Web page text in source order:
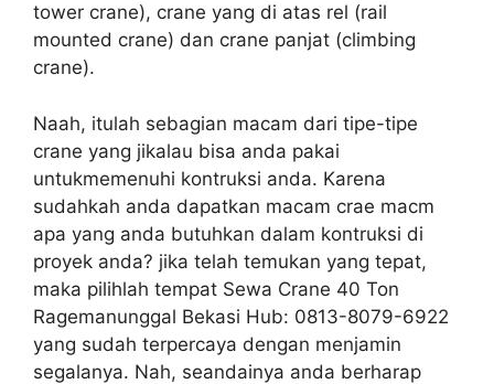
tower crane), crane yang di atas rel (rail
mounted crane) dan crane panjat (climbing
crane).
Naah, itulah sebagian macam dari tipe-tipe
crane yang jikalau bisa anda pakai
untukmemenuhi kontruksi anda. Karena
sudahkah anda dapatkan macam crae macm
apa yang anda butuhkan dalam kontruksi di
proyek anda? jika telah temukan yang tepat,
maka pilihlah tempat Sewa Crane 40 Ton
Ragemanunggal Bekasi Hub: 0813-8079-6922
yang sudah terpercaya dengan menjamin
segalanya. Nah, seandainya anda berharap